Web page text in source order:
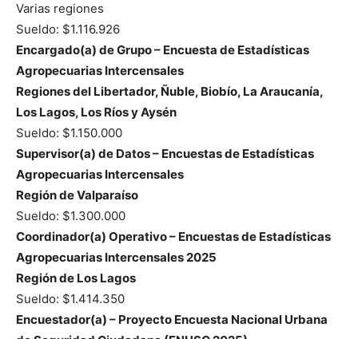
Varias regiones
Sueldo: $1.116.926
Encargado(a) de Grupo – Encuesta de Estadísticas
Agropecuarias Intercensales
Regiones del Libertador, Ñuble, Biobío, La Araucanía,
Los Lagos, Los Ríos y Aysén
Sueldo: $1.150.000
Supervisor(a) de Datos – Encuestas de Estadísticas
Agropecuarias Intercensales
Región de Valparaíso
Sueldo: $1.300.000
Coordinador(a) Operativo – Encuestas de Estadísticas
Agropecuarias Intercensales 2025
Región de Los Lagos
Sueldo: $1.414.350
Encuestador(a) – Proyecto Encuesta Nacional Urbana